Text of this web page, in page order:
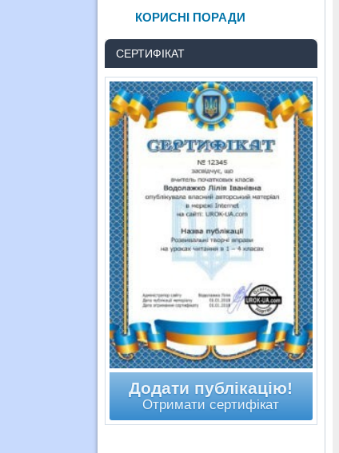
КОРИСНІ ПОРАДИ
СЕРТИФІКАТ
Додати публікацію!
Отримати сертифікат